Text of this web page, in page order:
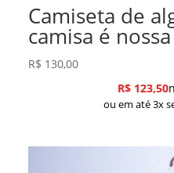
Camiseta de
camisa é nossa
R$ 130,00
R$123,50
ou em até 3x